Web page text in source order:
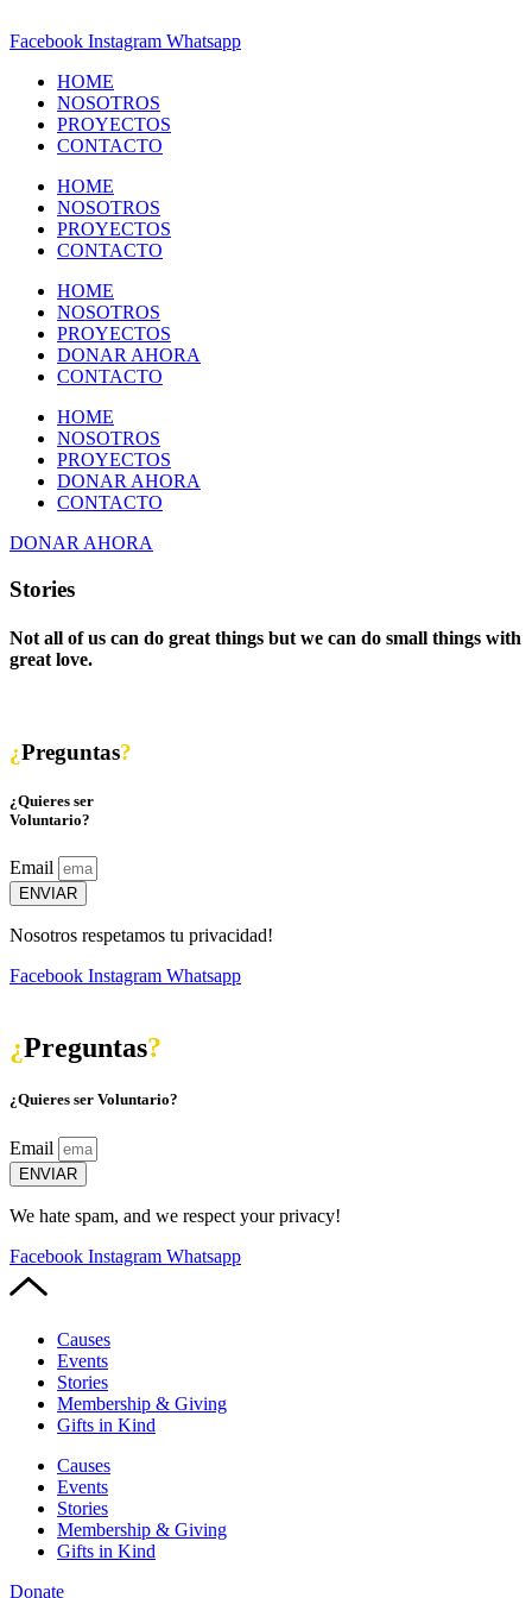
Facebook Instagram Whatsapp
HOME
NOSOTROS
PROYECTOS
CONTACTO
HOME
NOSOTROS
PROYECTOS
CONTACTO
HOME
NOSOTROS
PROYECTOS
DONAR AHORA
CONTACTO
HOME
NOSOTROS
PROYECTOS
DONAR AHORA
CONTACTO
DONAR AHORA
Stories
Not all of us can do great things but we can do small things with
great love.
¿Preguntas?
¿Quieres ser
Voluntario?
Email
ENVIAR
Nosotros respetamos tu privacidad!
Facebook Instagram Whatsapp
¿Preguntas?
¿Quieres ser Voluntario?
Email
ENVIAR
We hate spam, and we respect your privacy!
Facebook Instagram Whatsapp
Causes
Events
Stories
Membership & Giving
Gifts in Kind
Causes
Events
Stories
Membership & Giving
Gifts in Kind
Donate